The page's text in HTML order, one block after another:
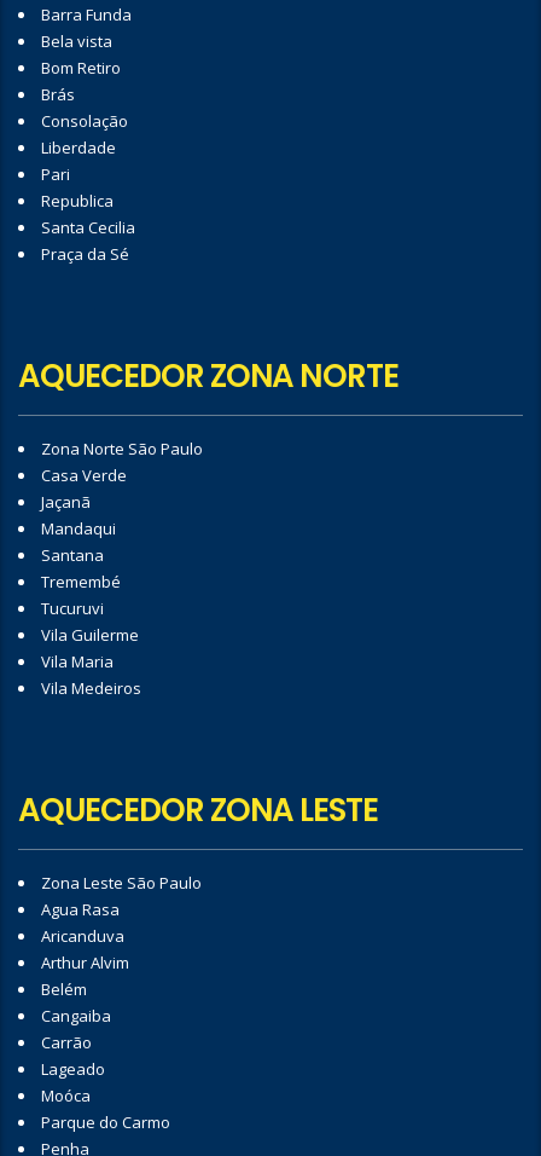
Barra Funda
Bela vista
Bom Retiro
Brás
Consolação
Liberdade
Pari
Republica
Santa Cecilia
Praça da Sé
AQUECEDOR ZONA NORTE
Zona Norte São Paulo
Casa Verde
Jaçanã
Mandaqui
Santana
Tremembé
Tucuruvi
Vila Guilerme
Vila Maria
Vila Medeiros
AQUECEDOR ZONA LESTE
Zona Leste São Paulo
Agua Rasa
Aricanduva
Arthur Alvim
Belém
Cangaiba
Carrão
Lageado
Moóca
Parque do Carmo
Penha